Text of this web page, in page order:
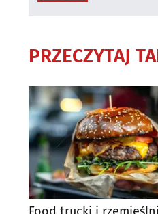
PRZECZYTAJ
Food trucki i